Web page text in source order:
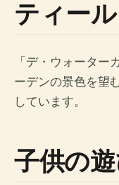
ティー
「デ・ウォーター
ーデンの景色を望
しています。
子供の